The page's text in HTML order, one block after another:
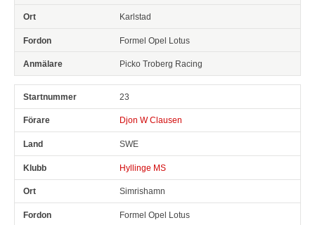
Karlstad
Formel Opel Lotus
Picko Troberg Racing
23
Djon W Clausen
SWE
Hyllinge MS
Simrishamn
Formel Opel Lotus